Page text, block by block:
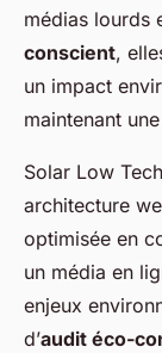
médias lourds
conscient,
un impact
maintenant
Solar Low
architecture
optimisée en
un média en
enjeux
d’audit éco-